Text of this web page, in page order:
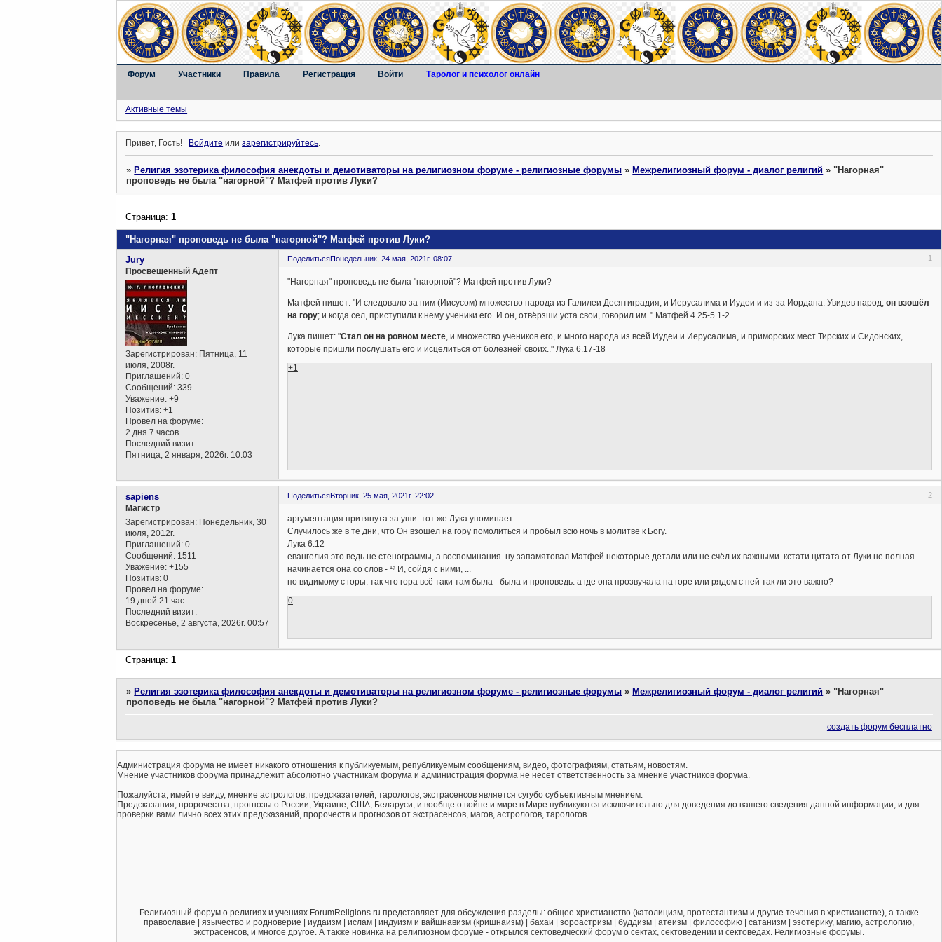
Форум Участники Правила Регистрация Войти Таролог и психолог онлайн
Активные темы
Привет, Гость! Войдите илизарегистрируйтесь.
»Религия эзотерика философия анекдоты и демотиваторы на религиозном форуме - религиозные форумы »Межрелигиозный форум - диалог религий »"Нагорная"
проповедь не была "нагорной"? Матфей против Луки?
"Нагорная" проповедь не была "нагорной"? Матфей против Луки?
Страница:1
Поделиться 1
Понедельник, 24 мая, 2021г. 08:07
Jury
Просвещенный Адепт
Зарегистрирован: Пятница, 11
июля, 2008г.
Приглашений: 0
Сообщений: 339
Уважение: +9
Позитив: +1
Провел на форуме:
2 дня 7 часов
Последний визит:
Пятница, 2 января, 2026г. 10:03
"Нагорная" проповедь не была "нагорной"? Матфей против Луки?
Матфей пишет: "И следовало за ним (Иисусом) множество народа из Галилеи Десятиградия, и Иерусалима и Иудеи и из-за Иордана. Увидев народ, он взошёл
на гору; и когда сел, приступили к нему ученики его. И он, отвёрзши уста свои, говорил им.." Матфей 4.25-5.1-2
Лука пишет: "Стал он на ровном месте, и множество учеников его, и много народа из всей Иудеи и Иерусалима, и приморских мест Тирских и Сидонских,
которые пришли послушать его и исцелиться от болезней своих.." Лука 6.17-18
+1
Поделиться 2
Вторник, 25 мая, 2021г. 22:02
sapiens
Магистр
Зарегистрирован: Понедельник, 30
июля, 2012г.
Приглашений: 0
Сообщений: 1511
Уважение: +155
Позитив: 0
Провел на форуме:
19 дней 21 час
Последний визит:
Воскресенье, 2 августа, 2026г. 00:57
аргументация притянута за уши. тот же Лука упоминает:
Случилось же в те дни, что Он взошел на гору помолиться и пробыл всю ночь в молитве к Богу.
Лука 6:12
евангелия это ведь не стенограммы, а воспоминания. ну запамятовал Матфей некоторые детали или не счёл их важными. кстати цитата от Луки не полная.
начинается она со слов - ¹⁷ И, сойдя с ними, ...
по видимому с горы. так что гора всё таки там была - была и проповедь. а где она прозвучала на горе или рядом с ней так ли это важно?
0
Страница:1
» Религия эзотерика философия анекдоты и демотиваторы на религиозном форуме - религиозные форумы » Межрелигиозный форум - диалог религий » "Нагорная"
проповедь не была "нагорной"? Матфей против Луки?
создать форум бесплатно
Администрация форума не имеет никакого отношения к публикуемым, републикуемым сообщениям, видео, фотографиям, статьям, новостям.
Мнение участников форума принадлежит абсолютно участникам форума и администрация форума не несет ответственность за мнение участников форума.
Пожалуйста, имейте ввиду, мнение астрологов, предсказателей, тарологов, экстрасенсов является сугубо субъективным мнением.
Предсказания, пророчества, прогнозы о России, Украине, США, Беларуси, и вообще о войне и мире в Мире публикуются исключительно для доведения до вашего сведения данной информации, и для
проверки вами лично всех этих предсказаний, пророчеств и прогнозов от экстрасенсов, магов, астрологов, тарологов.
Религиозный форум о религиях и учениях ForumReligions.ru представляет для обсуждения разделы: общее христианство (католицизм, протестантизм и другие течения в христианстве), а также
православие | язычество и родноверие | иудаизм | ислам | индуизм и вайшнавизм (кришнаизм) | бахаи | зороастризм | буддизм | атеизм | философию | сатанизм | эзотерику, магию, астрологию,
экстрасенсов, и многое другое. А также новинка на религиозном форуме - открылся сектоведческий форум о сектах, сектоведении и сектоведах. Религиозные форумы.